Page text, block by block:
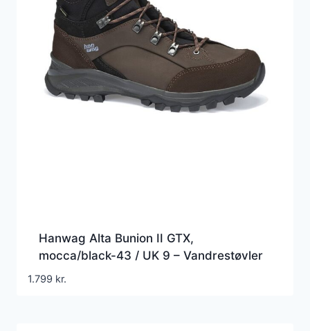
Hanwag Alta Bunion II GTX,
mocca/black-43 / UK 9 – Vandrestøvler
1.799 kr.